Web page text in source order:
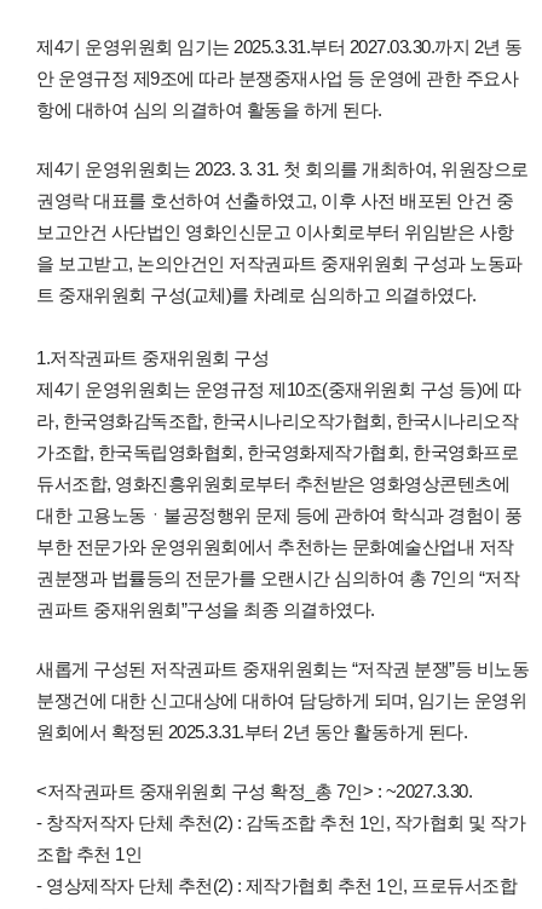
제4기 운영위원회 임기는 2025.3.31.부터 2027.03.30.까지 2년 동
안 운영규정 제9조에 따라 분쟁중재사업 등 운영에 관한 주요사
항에 대하여 심의 의결하여 활동을 하게 된다.
제4기 운영위원회는 2023. 3. 31. 첫 회의를 개최하여, 위원장으로
권영락 대표를 호선하여 선출하였고, 이후 사전 배포된 안건 중
보고안건 사단법인 영화인신문고 이사회로부터 위임받은 사항
을 보고받고, 논의안건인 저작권파트 중재위원회 구성과 노동파
트 중재위원회 구성(교체)를 차례로 심의하고 의결하였다.
1.저작권파트 중재위원회 구성
제4기 운영위원회는 운영규정 제10조(중재위원회 구성 등)에 따
라, 한국영화감독조합, 한국시나리오작가협회, 한국시나리오작
가조합, 한국독립영화협회, 한국영화제작가협회, 한국영화프로
듀서조합, 영화진흥위원회로부터 추천받은 영화영상콘텐츠에
대한 고용노동ㆍ불공정행위 문제 등에 관하여 학식과 경험이 풍
부한 전문가와 운영위원회에서 추천하는 문화예술산업내 저작
권분쟁과 법률등의 전문가를 오랜시간 심의하여 총 7인의 “저작
권파트 중재위원회”구성을 최종 의결하였다.
새롭게 구성된 저작권파트 중재위원회는 “저작권 분쟁”등 비노동
분쟁건에 대한 신고대상에 대하여 담당하게 되며, 임기는 운영위
원회에서 확정된 2025.3.31.부터 2년 동안 활동하게 된다.
<저작권파트 중재위원회 구성 확정_총 7인> : ~2027.3.30.
- 창작저작자 단체 추천(2) : 감독조합 추천 1인, 작가협회 및 작가
조합 추천 1인
- 영상제작자 단체 추천(2) : 제작가협회 추천 1인, 프로듀서조합